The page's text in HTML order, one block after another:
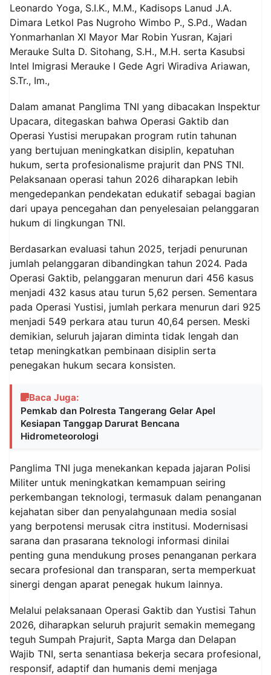
Leonardo Yoga, S.I.K., M.M., Kadisops Lanud J.A.
Dimara Letkol Pas Nugroho Wimbo P., S.Pd., Wadan
Yonmarhanlan XI Mayor Mar Robin Yusran, Kajari
Merauke Sulta D. Sitohang, S.H., M.H. serta Kasubsi
Intel Imigrasi Merauke I Gede Agri Wiradiva Ariawan,
S.Tr., Im.,
Dalam amanat Panglima TNI yang dibacakan Inspektur
Upacara, ditegaskan bahwa Operasi Gaktib dan
Operasi Yustisi merupakan program rutin tahunan
yang bertujuan meningkatkan disiplin, kepatuhan
hukum, serta profesionalisme prajurit dan PNS TNI.
Pelaksanaan operasi tahun 2026 diharapkan lebih
mengedepankan pendekatan edukatif sebagai bagian
dari upaya pencegahan dan penyelesaian pelanggaran
hukum di lingkungan TNI.
Berdasarkan evaluasi tahun 2025, terjadi penurunan
jumlah pelanggaran dibandingkan tahun 2024. Pada
Operasi Gaktib, pelanggaran menurun dari 456 kasus
menjadi 432 kasus atau turun 5,62 persen. Sementara
pada Operasi Yustisi, jumlah perkara menurun dari 925
menjadi 549 perkara atau turun 40,64 persen. Meski
demikian, seluruh jajaran diminta tidak lengah dan
tetap meningkatkan pembinaan disiplin serta
penegakan hukum secara konsisten.
Baca Juga:
Pemkab dan Polresta Tangerang Gelar Apel
Kesiapan Tanggap Darurat Bencana
Hidrometeorologi
Panglima TNI juga menekankan kepada jajaran Polisi
Militer untuk meningkatkan kemampuan seiring
perkembangan teknologi, termasuk dalam penanganan
kejahatan siber dan penyalahgunaan media sosial
yang berpotensi merusak citra institusi. Modernisasi
sarana dan prasarana teknologi informasi dinilai
penting guna mendukung proses penanganan perkara
secara profesional dan transparan, serta memperkuat
sinergi dengan aparat penegak hukum lainnya.
Melalui pelaksanaan Operasi Gaktib dan Yustisi Tahun
2026, diharapkan seluruh prajurit semakin memegang
teguh Sumpah Prajurit, Sapta Marga dan Delapan
Wajib TNI, serta senantiasa bekerja secara profesional,
responsif, adaptif dan humanis demi menjaga